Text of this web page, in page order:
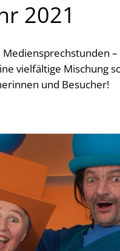
2021
vielfältige Mischung
und Besucher!